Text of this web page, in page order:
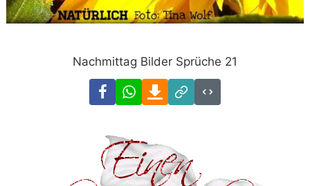
Nachmittag Bilder Sprüche 21
FacebookWhatsAppDownload
Link
Code